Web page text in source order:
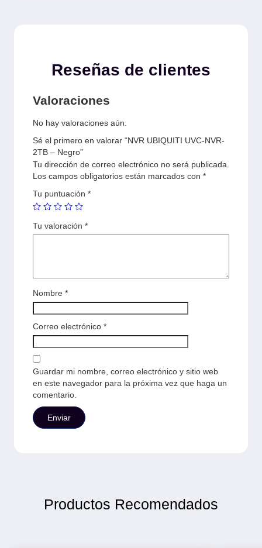
Reseñas de clientes
Valoraciones
No hay valoraciones aún.
Sé el primero en valorar “NVR UBIQUITI UVC-NVR-
2TB – Negro”
Tu dirección de correo electrónico no será publicada.
Los campos obligatorios están marcados con *
Tu puntuación *
Tu valoración *
Nombre *
Correo electrónico *
Guardar mi nombre, correo electrónico y sitio web
en este navegador para la próxima vez que haga un
comentario.
Productos Recomendados